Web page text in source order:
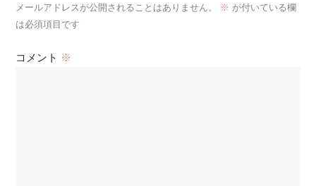
メールアドレスが公開されることはありません。 ※ が付いている欄
は必須項目です
コメント ※